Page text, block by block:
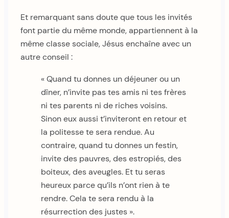
Et remarquant sans doute que tous les invités
font partie du même monde, appartiennent à la
même classe sociale, Jésus enchaîne avec un
autre conseil :
« Quand tu donnes un déjeuner ou un
dîner, n’invite pas tes amis ni tes frères
ni tes parents ni de riches voisins.
Sinon eux aussi t’inviteront en retour et
la politesse te sera rendue. Au
contraire, quand tu donnes un festin,
invite des pauvres, des estropiés, des
boiteux, des aveugles. Et tu seras
heureux parce qu’ils n’ont rien à te
rendre. Cela te sera rendu à la
résurrection des justes ».